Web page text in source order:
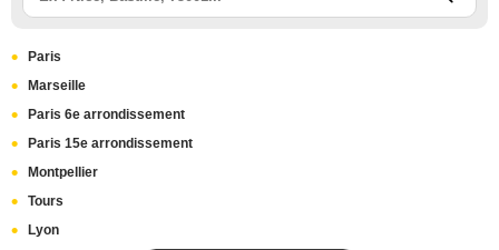
Paris
Marseille
Paris 6e arrondissement
Paris 15e arrondissement
Montpellier
Tours
Lyon